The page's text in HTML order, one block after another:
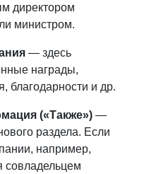
директором
министром.
— здесь
награды,
благодарности и др.
(«Также») —
раздела. Если
например,
совладельцем